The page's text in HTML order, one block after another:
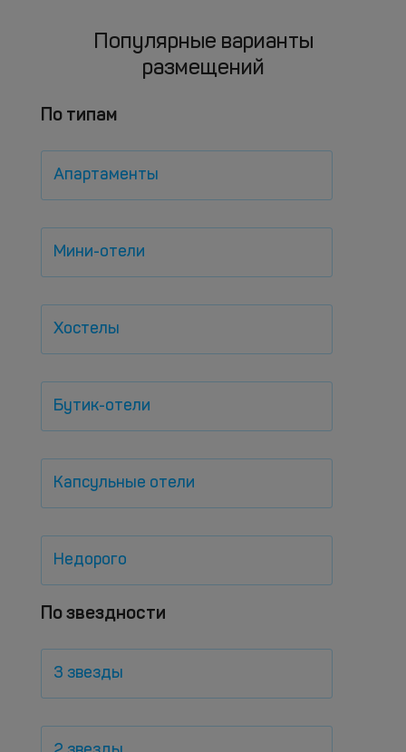
Популярные варианты
размещений
По типам
Апартаменты
Мини-отели
Хостелы
Бутик-отели
Капсульные отели
Недорого
По звездности
3 звезды